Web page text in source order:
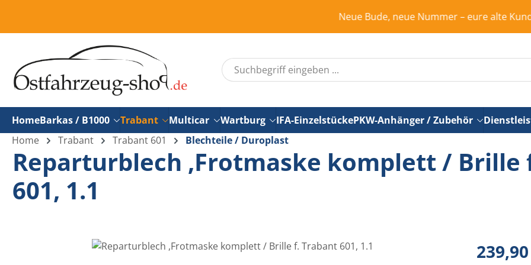
Neue Bude, neue Nummer – eure alte
HomeBarkas / B1000 Trabant Multicar Wartburg IFA-EinzelstückePKW-Anhänger / Zubehör
Home
Trabant Trabant 601 Blechteile / Duroplast
Reparturblech ,Frotmaske komplett / Brille
601, 1.1
Bildergalerie überspringen Regulärer